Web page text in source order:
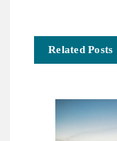
a
c
Related Posts